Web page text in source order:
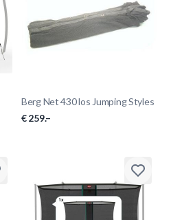
Berg Net 430 los Jumping Styles
€ 259.–